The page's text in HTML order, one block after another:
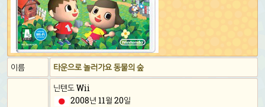
이름 타운으로 놀러가요 동물의 숲
닌텐도 Wii
2008년 11월 20일